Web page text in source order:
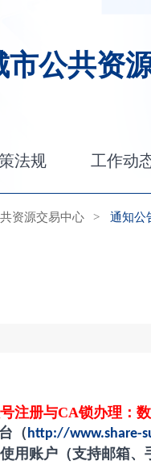
市公共资
法规 工作动
资源交易中心 > 通知公
注册与CA锁办理：
（http://www.share-
用账户（支持邮箱